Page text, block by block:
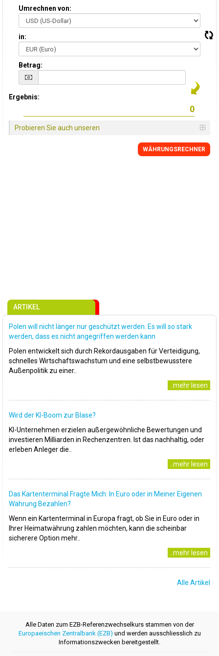
Umrechnen von:
in:
Betrag:
Ergebnis:
Probieren Sie auch unseren
WÄHRUNGSRECHNER
ARTIKEL
Polen will nicht länger nur geschützt werden. Es will so stark
werden, dass es nicht angegriffen werden kann
Polen entwickelt sich durch Rekordausgaben für Verteidigung,
schnelles Wirtschaftswachstum und eine selbstbewusstere
Außenpolitik zu einer..
..mehr lesen
Wird der KI-Boom zur Blase?
KI-Unternehmen erzielen außergewöhnliche Bewertungen und
investieren Milliarden in Rechenzentren. Ist das nachhaltig, oder
erleben Anleger die..
..mehr lesen
Das Kartenterminal Fragte Mich: In Euro oder in Meiner Eigenen
Währung Bezahlen?
Wenn ein Kartenterminal in Europa fragt, ob Sie in Euro oder in
Ihrer Heimatwährung zahlen möchten, kann die scheinbar
sicherere Option mehr..
..mehr lesen
Alle Artikel
Alle Daten zum EZB-Referenzwechselkurs stammen von der
Europaeischen Zentralbank (EZB) und werden ausschliesslich zu
Informationszwecken bereitgestellt.